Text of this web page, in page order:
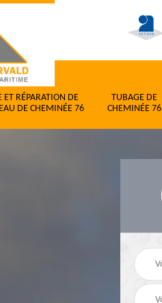
ET RÉPARATION DE
DE CHEMINÉE 76
TUBAGE DE
CHEMINÉE 76